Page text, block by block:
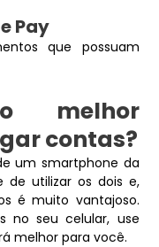
Pay
que possuam
melhor
contas?
um smartphone da
de utilizar os dois e,
é muito vantajoso.
no seu celular, use
melhor para você.